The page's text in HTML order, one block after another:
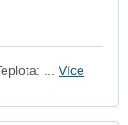
... Více